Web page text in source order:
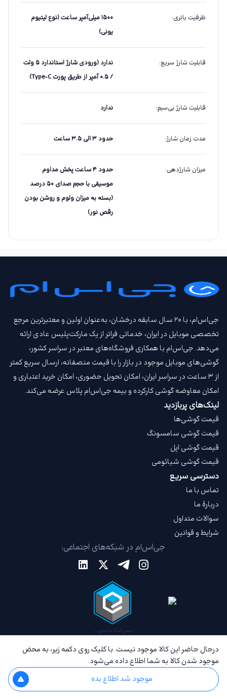
ظرفیت باتری:
۱۵۰۰ میلی‌آمپر ساعت (نوع لیتیوم
یونی)
قابلیت شارژ سریع:
ندارد (ورودی شارژ استاندارد ۵ ولت
/ ۰.۵ آمپر از طریق پورت Type-C)
قابلیت شارژ بی‌سیم: ندارد
مدت زمان شارژ: حدود ۳ الی ۳.۵ ساعت
میزان شارژدهی:
حدود ۴ ساعت پخش مداوم
موسیقی با حجم صدای ۵۰ درصد
(بسته به میزان ولوم و روشن بودن
رقص نور)
درحال حاضر این کالا موجود نیست. با کلیک روی دکمه زیر، به محض
موجود شدن کالا به شما اطلاع داده می‌شود.
موجود شد اطلاع بده
جی‌اس‌ام، با ۲۰ سال سابقه درخشان، به‌عنوان اولین و معتبرترین مرجع
تخصصی موبایل در ایران، خدماتی فراتر از یک مارکت‌پلیس عادی ارائه
می‌دهد. جی‌اس‌ام با همکاری فروشگاه‌های معتبر در سراسر کشور،
گوشی‌های موبایل موجود در بازار را با قیمت‌ منصفانه، ارسال سریع کمتر
از ۳ ساعت در سراسر ایران، امکان تحویل حضوری، امکان خرید اعتباری و
امکان معاوضه گوشی کارکرده و بیمه جی‌اس‌ام‌ پلاس عرضه می‌کند.
لینک‌های پربازدید
قیمت گوشی‌ها
قیمت گوشی سامسونگ
قیمت گوشی اپل
قیمت گوشی شیائومی
دسترسی سریع
تماس با ما
دربارهٔ ما
سوالات متداول
شرایط و قوانین
جی‌اس‌ام در شبکه‌های اجتماعی: